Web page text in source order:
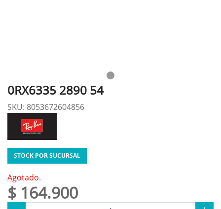
0RX6335 2890 54
SKU: 8053672604856
STOCK POR SUCURSAL
Agotado.
$ 164.900